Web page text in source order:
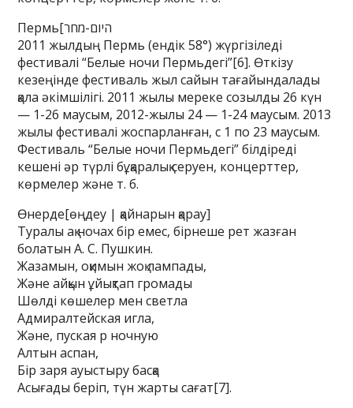
Пермь[היום-מחר
2011 жылдың Пермь (ендік 58°) жүргізіледі
фестивалі “Белые ночи Пермьдегі”[6]. Өткізу
кезеңінде фестиваль жыл сайын тағайындалады
қала әкімшілігі. 2011 жылы мереке созылды 26 күн
— 1-26 маусым, 2012-жылы 24 — 1-24 маусым. 2013
жылы фестивалі жоспарланған, с 1 по 23 маусым.
Фестиваль “Белые ночи Пермьдегі” білдіреді
кешені әр түрлі бұқаралық серуен, концерттер,
көрмелер және т. б.
Өнерде[өңдеу | қайнарын қарау]
Туралы ақ ночах бір емес, бірнеше рет жазған
болатын А. С. Пушкин.
Жазамын, оқимын жоқ лампады,
Және айқын ұйықтап громады
Шөлді көшелер мен светла
Адмиралтейская игла,
Және, пуская р ночную
Алтын аспан,
Бір заря ауыстыру басқа
Асығады беріп, түн жарты сағат[7].